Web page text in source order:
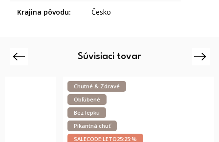
Krajina pôvodu: Česko
Súvisiaci tovar
Previous
SALECODE:LETO25:25:%
Next